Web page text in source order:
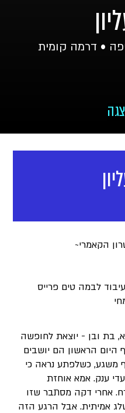
הקאמרי~
לבמה טים פרייס
ובן - יוצאת לחופשה
הראשון הם יושבים
משגע, כשלפתע נראה כי
ענק. אמא אוחזת
אחרי דקה מסתבר שזו
אמיתית. אבל הרגע הזה